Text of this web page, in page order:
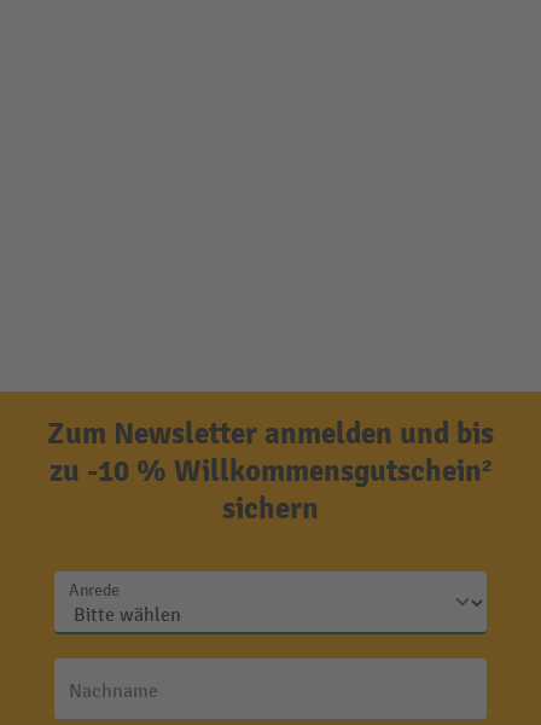
Zum Newsletter anmelden und bis
zu -10 % Willkommensgutschein²
sichern
Anrede
Nachname